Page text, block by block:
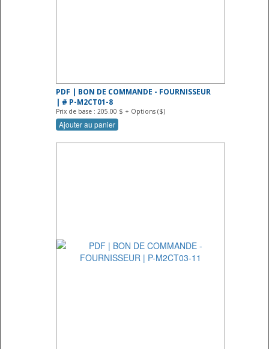
PDF | BON DE COMMANDE - FOURNISSEUR
| # P-M2CT01-8
Prix de base : 205.00 $ + Options ($)
Ajouter au panier